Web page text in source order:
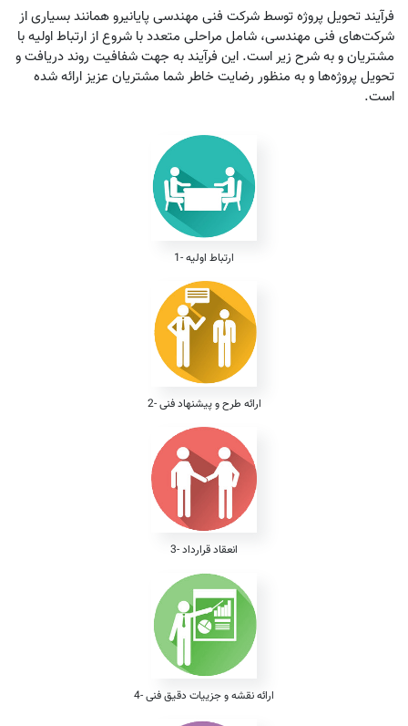
فرآیند تحویل پروژه توسط شرکت فنی مهندسی پایانیرو همانند بسیاری از
شرکت‌های فنی مهندسی، شامل مراحلی متعدد با شروع از ارتباط اولیه با
مشتریان و به شرح زیر است. این فرآیند به جهت شفافیت روند دریافت و
تحویل پروژه‌ها و به منظور رضایت خاطر شما مشتریان عزیز ارائه شده
است.
1- ارتباط اولیه
2- ارائه طرح و پیشنهاد فنی
3- انعقاد قرارداد
4- ارائه نقشه و جزییات دقیق فنی